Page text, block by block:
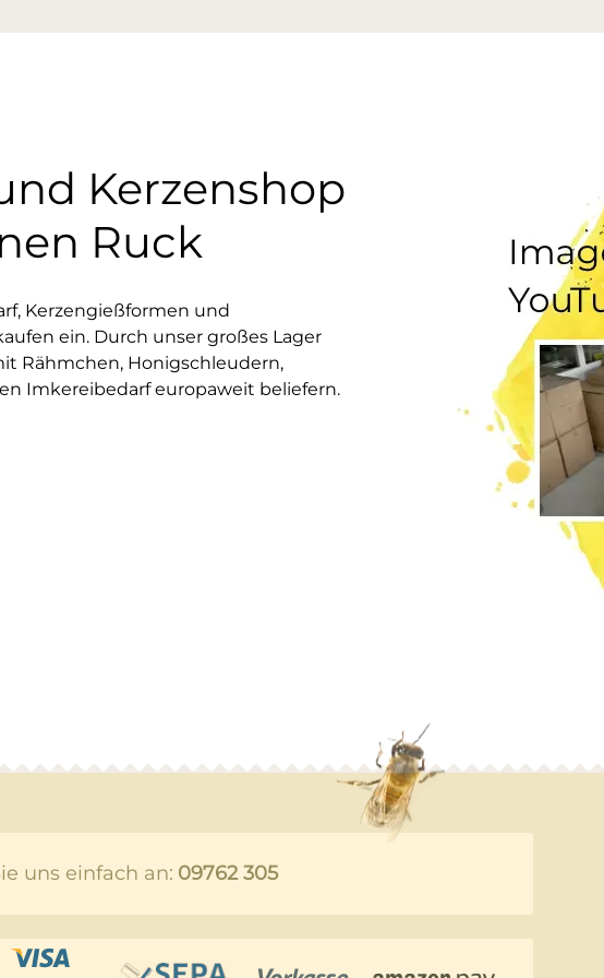
Kerzenshop
Ruck
Kerzengießformen und
ein. Durch unser großes Lager
Rähmchen, Honigschleudern,
Imkereibedarf europaweit beliefern.
uns einfach an: 09762 305